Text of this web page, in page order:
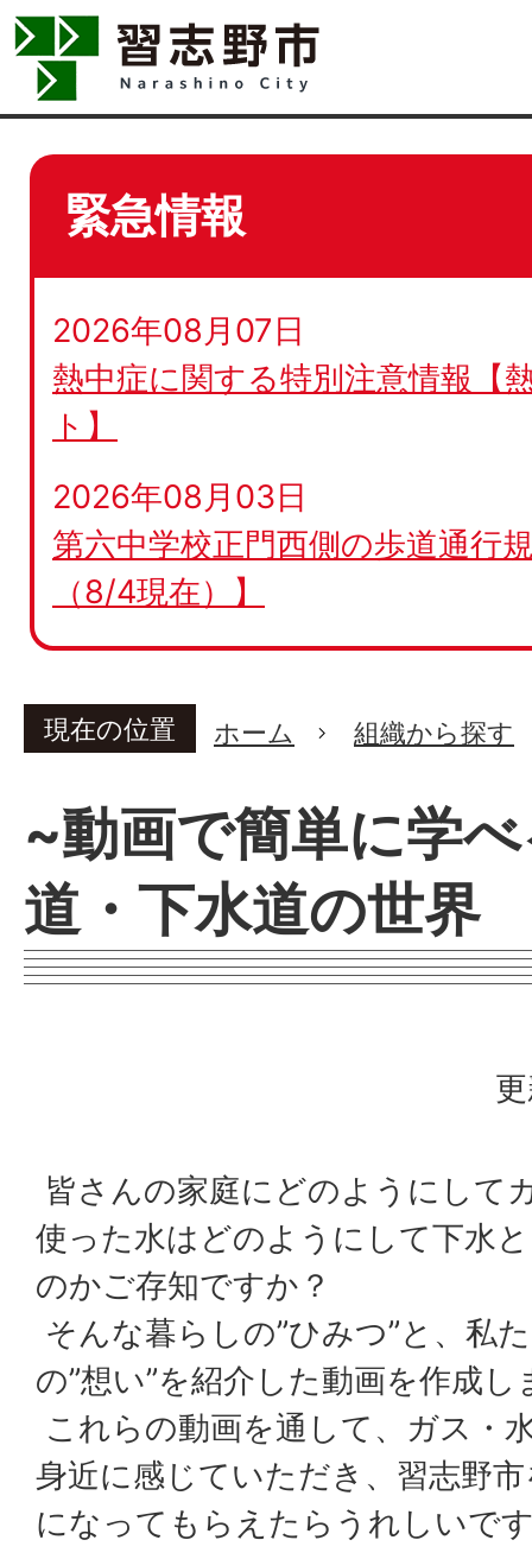
緊急情報
2026年08月07日
熱中症に関する特別注意情報【
ト】
2026年08月03日
第六中学校正門西側の歩道通行
（8/4現在）】
現在の位置 ホーム 組織から探す
~動画で簡単に学
道・下水道の世界
皆さんの家庭にどのようにして
使った水はどのようにして下水
のかご存知ですか？
そんな暮らしの”ひみつ”と、私
の”想い”を紹介した動画を作成し
これらの動画を通して、ガス・
身近に感じていただき、習志野
になってもらえたらうれしいで